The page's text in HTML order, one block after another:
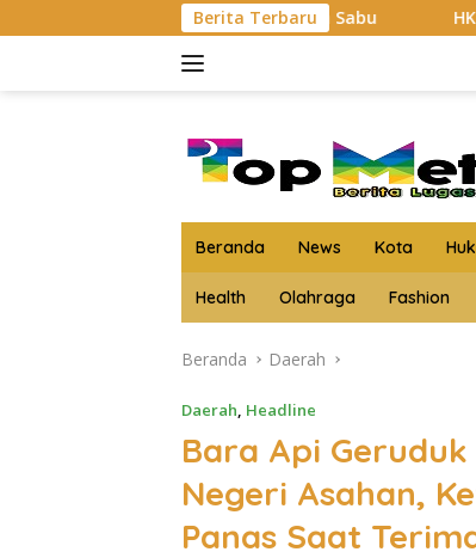
ke
Berita TerbaruHKTI Asahan Geruduk
Beranda News Kota
Health Olahraga Fashion
Beranda Daerah
Daerah, Headline
Bara Api
Negeri Asahan,
Panas Saat